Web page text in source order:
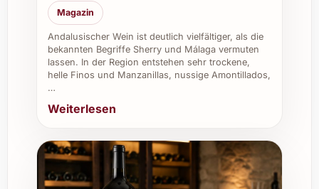
kulinarische Klasse.
Caterings und Gastronomie:
Weisswein begeistert Gäste mit seiner
Vielseitigkeit und passt hervorragend in
das Angebot gehobener Restaurants
Weinkeller:
facettenreichen Profils und Trinkgenuss
in den kommenden Jahren.
Firmenevents:Mit QX Quatre Xarel·los
Magazin
Andalusischer Wein ist deutlich vielfältiger, als die
bekannten Begriffe Sherry und Málaga vermuten
lassen. In der Region entstehen sehr trockene,
helle Finos und Manzanillas, nussige Amontillados,
…
Weiterlesen